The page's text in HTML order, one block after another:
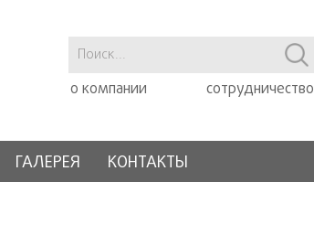
о компании сотрудничество
ГАЛЕРЕЯ КОНТАКТЫ